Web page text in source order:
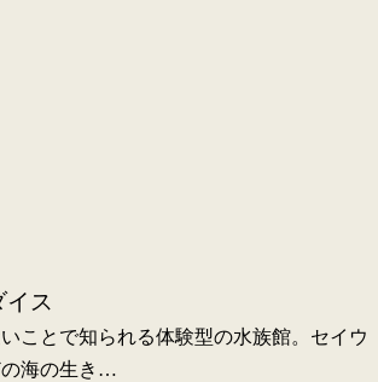
イス
ことで知られる体験型の水族館。セイウ
海の生き…